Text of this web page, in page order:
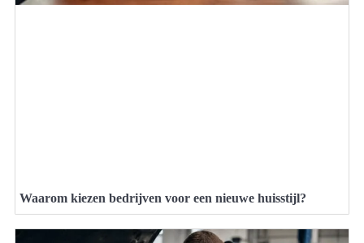
Waarom kiezen bedrijven voor een nieuwe huisstijl?